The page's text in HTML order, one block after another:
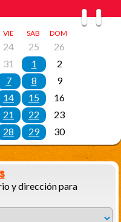
y dirección para